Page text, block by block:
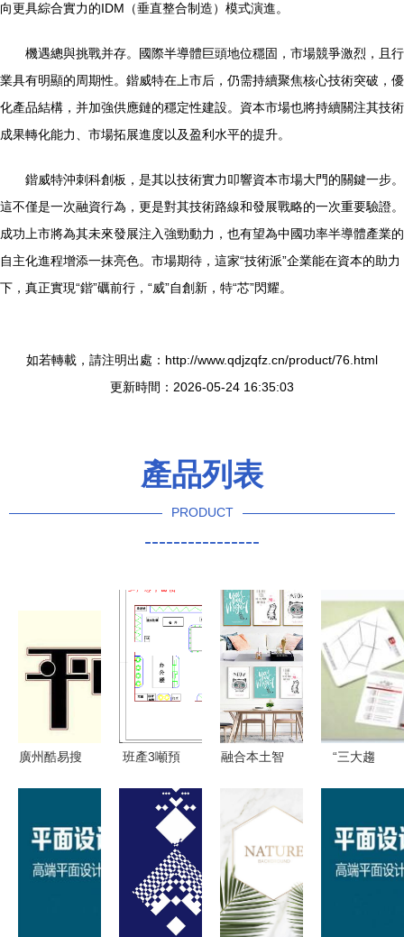
向更具綜合實力的IDM（垂直整合制造）模式演進。
機遇總與挑戰并存。國際半導體巨頭地位穩固，市場競爭激烈，且行
業具有明顯的周期性。鍇威特在上市后，仍需持續聚焦核心技術突破，優
化產品結構，并加強供應鏈的穩定性建設。資本市場也將持續關注其技術
成果轉化能力、市場拓展進度以及盈利水平的提升。
鍇威特沖刺科創板，是其以技術實力叩響資本市場大門的關鍵一步。
這不僅是一次融資行為，更是對其技術路線和發展戰略的一次重要驗證。
成功上市將為其未來發展注入強勁動力，也有望為中國功率半導體產業的
自主化進程增添一抹亮色。市場期待，這家“技術派”企業能在資本的助力
下，真正實現“鍇”礪前行，“威”自創新，特“芯”閃耀。
如若轉載，請注明出處：http://www.qdjzqfz.cn/product/76.html
更新時間：2026-05-24 16:35:03
產品列表
PRODUCT
----------------
廣州酷易搜
的創意匠心
班產3噸預
品工藝設計
打造高效美
味零食生產
線
融合本土智
計視野 精
圖的本質破
局與價值再
造
“三大趨
R&M成黑
馬的抓手或